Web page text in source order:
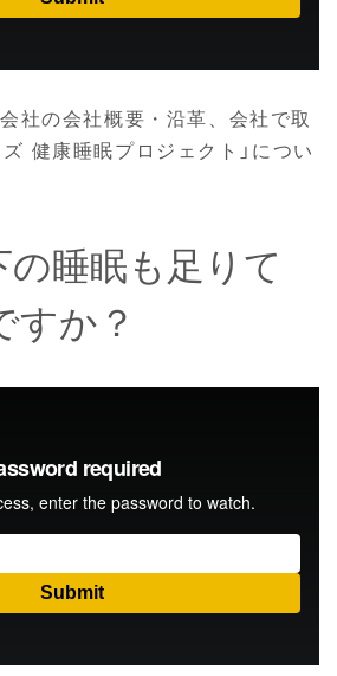
社の会社概要・沿革、会社で取
健康睡眠プロジェクト」につい
睡眠も足りて
すか？